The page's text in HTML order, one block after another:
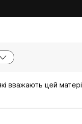
вважають цей